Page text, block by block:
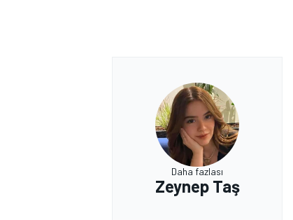
Daha fazlası
Zeynep Taş